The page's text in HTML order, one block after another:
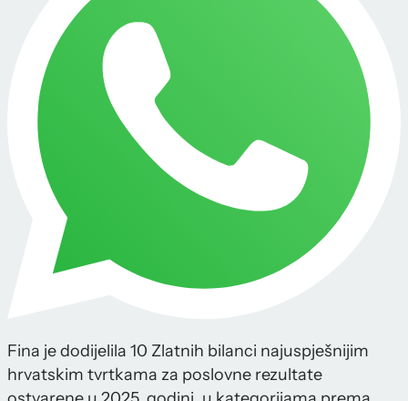
Fina je dodijelila 10 Zlatnih bilanci najuspješnijim
hrvatskim tvrtkama za poslovne rezultate